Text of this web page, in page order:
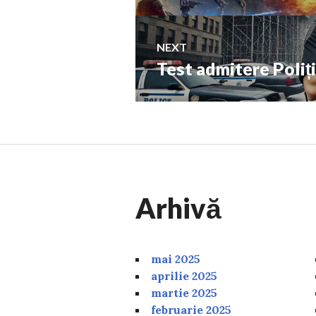
articole
NEXT
Next
post:
Test admitere
Arhivă
mai 2025
aprilie 2025
martie 2025
februarie 2025